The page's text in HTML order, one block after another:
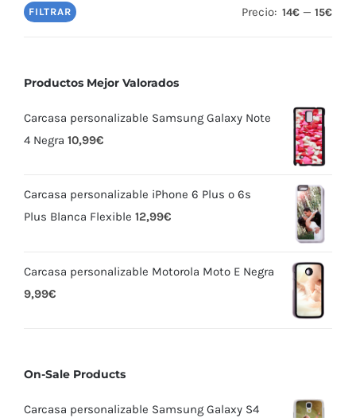
FILTRAR Precio: 14€ — 15€
Productos Mejor Valorados
Carcasa personalizable Samsung Galaxy Note
4 Negra 10,99€
Carcasa personalizable iPhone 6 Plus o 6s
Plus Blanca Flexible 12,99€
Carcasa personalizable Motorola Moto E Negra
9,99€
On-Sale Products
Carcasa personalizable Samsung Galaxy S4